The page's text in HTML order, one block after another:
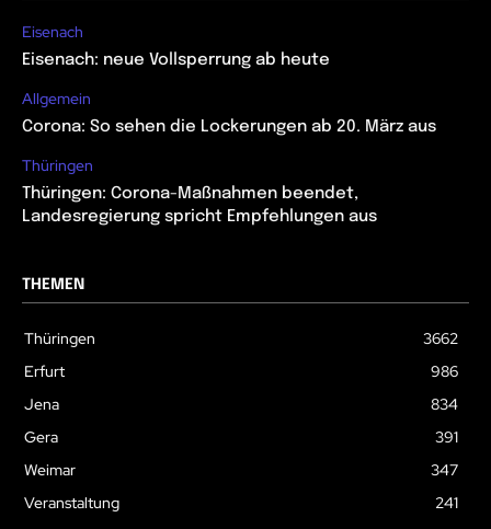
Eisenach
Eisenach: neue Vollsperrung ab heute
Allgemein
Corona: So sehen die Lockerungen ab 20. März aus
Thüringen
Thüringen: Corona-Maßnahmen beendet,
Landesregierung spricht Empfehlungen aus
THEMEN
Thüringen
3662
Erfurt
986
Jena
834
Gera
391
Weimar
347
Veranstaltung
241